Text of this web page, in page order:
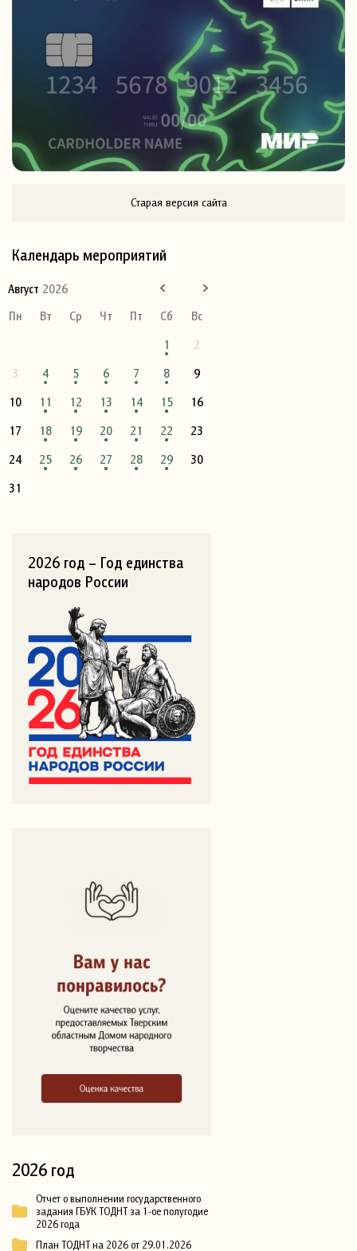
Старая версия сайта
Календарь мероприятий
Август 2026
Пн
Вт Ср Чт Пт Сб
Вс
1
2
3
4 5 6 7 8
9
10
11 12 13 14 15
16
17
18 19 20 21 22
23
24
25 26 27 28 29
30
31
2026 год – Год единства
народов России
2026 год
Отчет о выполнении государственного
задания ГБУК ТОДНТ за 1-ое полугодие
2026 года
План ТОДНТ на 2026 от 29.01.2026